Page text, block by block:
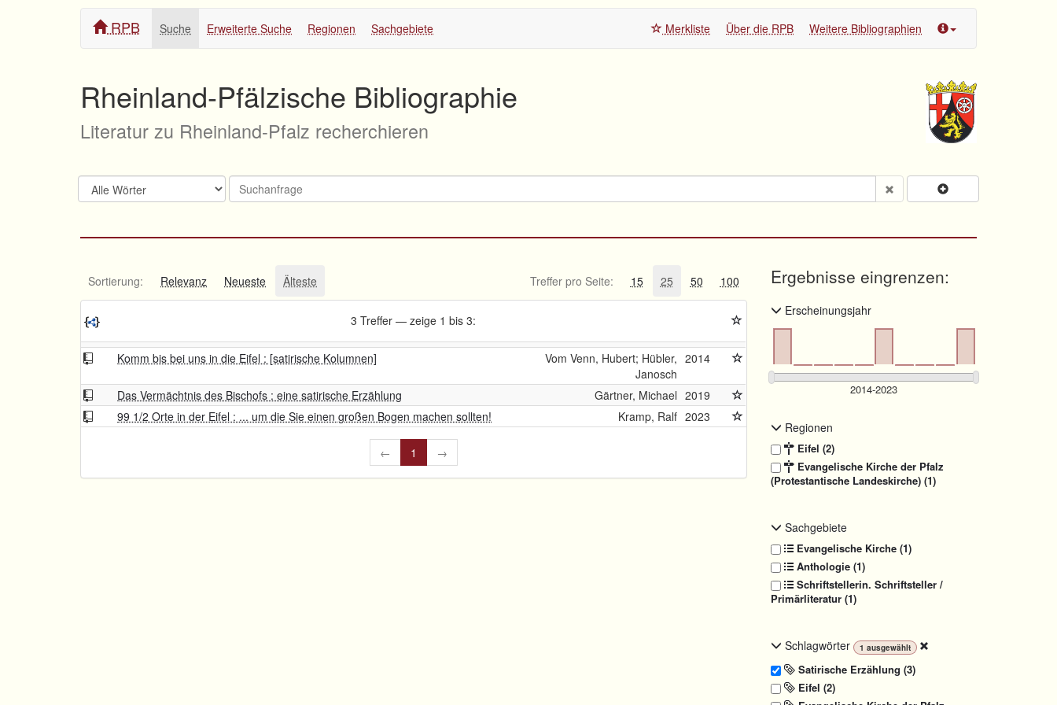
RPB Suche Erweiterte Suche Regionen Sachgebiete Merkliste Über die RPB Weitere Bibliographien
Rheinland-Pfälzische Bibliographie
Literatur zu Rheinland-Pfalz recherchieren
Sortierung: Relevanz Neueste Älteste Treffer pro Seite: 15 25 50 100
3 Treffer — zeige 1 bis 3:
Komm bis bei uns in die Eifel : [satirische Kolumnen]
Vom Venn, Hubert; Hübler,
Janosch
2014
Das Vermächtnis des Bischofs : eine satirische Erzählung Gärtner, Michael 2019
99 1/2 Orte in der Eifel : ... um die Sie einen großen Bogen machen sollten!
Kramp, Ralf 2023
← 1 →
Ergebnisse eingrenzen:
Erscheinungsjahr
Regionen
Eifel (2)
Evangelische Kirche der Pfalz
(Protestantische Landeskirche) (1)
Sachgebiete
Evangelische Kirche (1)
Anthologie (1)
Schriftstellerin. Schriftsteller /
Primärliteratur (1)
Schlagwörter 1 ausgewählt
Satirische Erzählung (3)
Eifel (2)